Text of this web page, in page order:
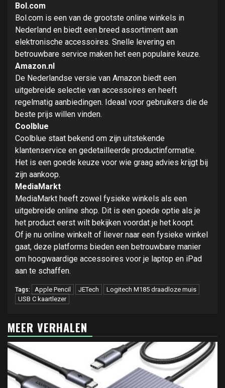
Bol.com
Bol.com is een van de grootste online winkels in
Nederland en biedt een breed assortiment aan
elektronische accessoires. Snelle levering en
betrouwbare service maken het een populaire keuze.
Amazon.nl
De Nederlandse versie van Amazon biedt een
uitgebreide selectie van accessoires en heeft
regelmatig aanbiedingen. Ideaal voor gebruikers die de
beste prijs willen vinden.
Coolblue
Coolblue staat bekend om zijn uitstekende
klantenservice en gedetailleerde productinformatie.
Het is een goede keuze voor wie graag advies krijgt bij
zijn aankoop.
MediaMarkt
MediaMarkt heeft zowel fysieke winkels als een
uitgebreide online shop. Dit is een goede optie als je
het product eerst wilt bekijken voordat je het koopt.
Of je nu online winkelt of liever naar een fysieke winkel
gaat, deze platforms bieden een betrouwbare manier
om hoogwaardige accessoires voor je laptop en iPad
aan te schaffen.
Tags: Apple Pencil JETech
Logitech M185 draadloze muis
USB C kaartlezer
MEER VERHALEN